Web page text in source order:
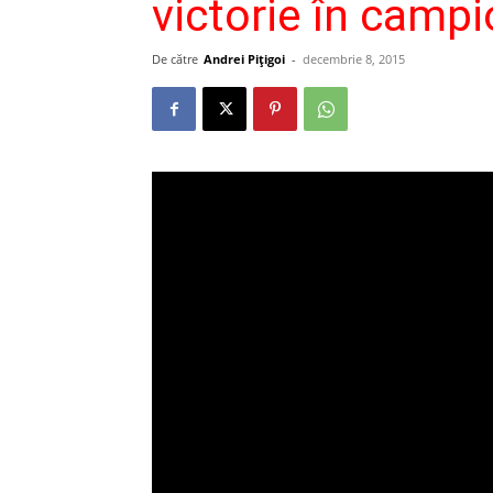
victorie în
De către Andrei Pițigoi - decembrie 8, 2015